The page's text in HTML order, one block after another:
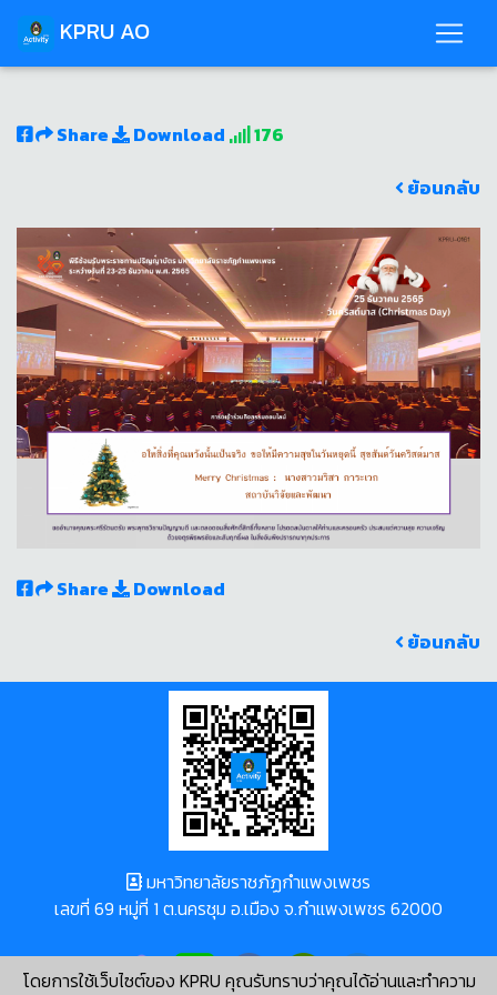
KPRU AO
Share Download
176
ย้อนกลับ
Share
Download
ย้อนกลับ
โดยการใช้เว็บไซต์ของ KPRU คุณรับทราบว่าคุณได้อ่านและทำความ
มหาวิทยาลัยราชภัฏกำแพงเพชร
เลขที่ 69 หมู่ที่ 1 ต.นครชุม อ.เมือง จ.กำแพงเพชร 62000